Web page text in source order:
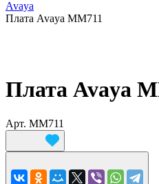
Avaya
Плата Avaya MM711
Плата Avaya
Арт. MM711